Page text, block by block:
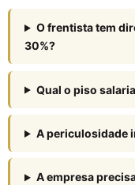
O frentista tem
30%?
Qual o piso
A periculosidade
A empresa